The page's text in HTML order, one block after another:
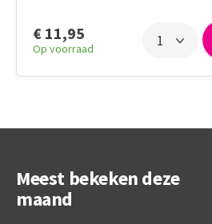
€ 11,95
Op voorraad
Meest bekeken deze
maand